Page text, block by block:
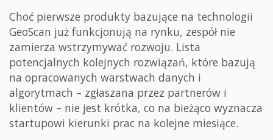
Choć pierwsze produkty bazujące na technologii
GeoScan już funkcjonują na rynku, zespół nie
zamierza wstrzymywać rozwoju. Lista
potencjalnych kolejnych rozwiązań, które bazują
na opracowanych warstwach danych i
algorytmach – zgłaszana przez partnerów i
klientów – nie jest krótka, co na bieżąco wyznacza
startupowi kierunki prac na kolejne miesiące.